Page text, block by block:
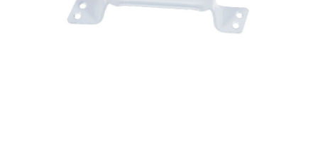
Документация